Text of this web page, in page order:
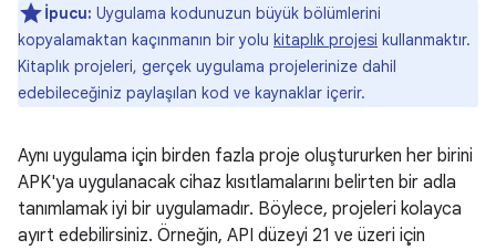
İpucu: Uygulama kodunuzun büyük bölümlerini
kopyalamaktan kaçınmanın bir yolu kitaplık projesi kullanmaktır.
Kitaplık projeleri, gerçek uygulama projelerinize dahil
edebileceğiniz paylaşılan kod ve kaynaklar içerir.
Aynı uygulama için birden fazla proje oluştururken her birini
APK'ya uygulanacak cihaz kısıtlamalarını belirten bir adla
tanımlamak iyi bir uygulamadır. Böylece, projeleri kolayca
ayırt edebilirsiniz. Örneğin, API düzeyi 21 ve üzeri için